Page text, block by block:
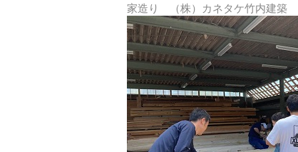
家造り （株）カネタケ竹内建築